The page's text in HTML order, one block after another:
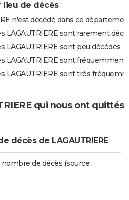
lieu de décès
n'est décédé dans ce
LAGAUTRIERE sont rarement
LAGAUTRIERE sont peu décédés
LAGAUTRIERE sont fréquemment
LAGAUTRIERE sont très
qui nous ont quittés
décès de LAGAUTRIERE
de décès (source :